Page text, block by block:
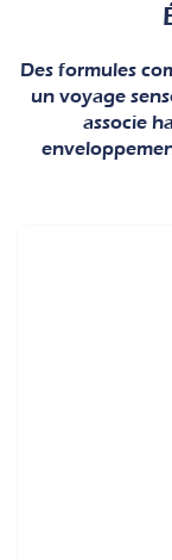
Des formules
un voyage
associe